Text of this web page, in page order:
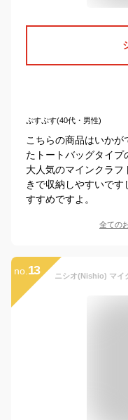
ぷすぷす(40代・男性)
こちらの商品はいか
たトートバッグタイプ
大人気のマインクラフ
きで収納しやすいで
すすめですよ。
全ての
no. 13